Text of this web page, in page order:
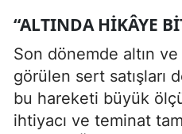
“ALTINDA HIKÂYE
Son dönemde altın
görülen sert satışları
bu hareketi büyük
ihtiyacı ve teminat